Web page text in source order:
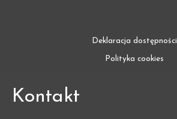
Deklaracja dostępności
Polityka cookies
Kontakt